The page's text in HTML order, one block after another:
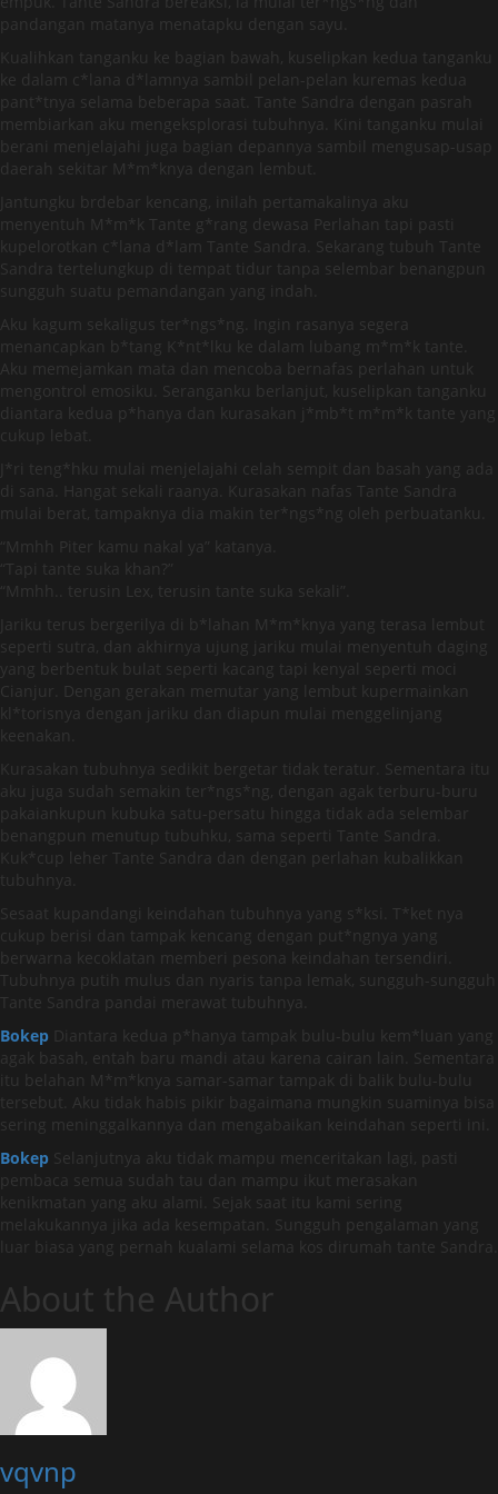
pandangan matanya menatapku dengan sayu.
Kualihkan tanganku ke bagian bawah, kuselipkan kedua tanganku
ke dalam c*lana d*lamnya sambil pelan-pelan kuremas kedua
pant*tnya selama beberapa saat. Tante Sandra dengan pasrah
membiarkan aku mengeksplorasi tubuhnya. Kini tanganku mulai
berani menjelajahi juga bagian depannya sambil mengusap-usap
daerah sekitar M*m*knya dengan lembut.
Jantungku brdebar kencang, inilah pertamakalinya aku
menyentuh M*m*k Tante g*rang dewasa Perlahan tapi pasti
kupelorotkan c*lana d*lam Tante Sandra. Sekarang tubuh Tante
Sandra tertelungkup di tempat tidur tanpa selembar benangpun
sungguh suatu pemandangan yang indah.
Aku kagum sekaligus ter*ngs*ng. Ingin rasanya segera
menancapkan b*tang K*nt*lku ke dalam lubang m*m*k tante.
Aku memejamkan mata dan mencoba bernafas perlahan untuk
mengontrol emosiku. Seranganku berlanjut, kuselipkan tanganku
diantara kedua p*hanya dan kurasakan j*mb*t m*m*k tante yang
cukup lebat.
J*ri teng*hku mulai menjelajahi celah sempit dan basah yang ada
di sana. Hangat sekali raanya. Kurasakan nafas Tante Sandra
mulai berat, tampaknya dia makin ter*ngs*ng oleh perbuatanku.
“Mmhh Piter kamu nakal ya” katanya.
“Tapi tante suka khan?”
“Mmhh.. terusin Lex, terusin tante suka sekali”.
Jariku terus bergerilya di b*lahan M*m*knya yang terasa lembut
seperti sutra, dan akhirnya ujung jariku mulai menyentuh daging
yang berbentuk bulat seperti kacang tapi kenyal seperti moci
Cianjur. Dengan gerakan memutar yang lembut kupermainkan
kl*torisnya dengan jariku dan diapun mulai menggelinjang
keenakan.
Kurasakan tubuhnya sedikit bergetar tidak teratur. Sementara itu
aku juga sudah semakin ter*ngs*ng, dengan agak terburu-buru
pakaiankupun kubuka satu-persatu hingga tidak ada selembar
benangpun menutup tubuhku, sama seperti Tante Sandra.
Kuk*cup leher Tante Sandra dan dengan perlahan kubalikkan
tubuhnya.
Sesaat kupandangi keindahan tubuhnya yang s*ksi. T*ket nya
cukup berisi dan tampak kencang dengan put*ngnya yang
berwarna kecoklatan memberi pesona keindahan tersendiri.
Tubuhnya putih mulus dan nyaris tanpa lemak, sungguh-sungguh
Tante Sandra pandai merawat tubuhnya.
Bokep Diantara kedua p*hanya tampak bulu-bulu kem*luan yang
agak basah, entah baru mandi atau karena cairan lain. Sementara
itu belahan M*m*knya samar-samar tampak di balik bulu-bulu
tersebut. Aku tidak habis pikir bagaimana mungkin suaminya bisa
sering meninggalkannya dan mengabaikan keindahan seperti ini.
Bokep Selanjutnya aku tidak mampu menceritakan lagi, pasti
pembaca semua sudah tau dan mampu ikut merasakan
kenikmatan yang aku alami. Sejak saat itu kami sering
melakukannya jika ada kesempatan. Sungguh pengalaman yang
luar biasa yang pernah kualami selama kos dirumah tante Sandra.
About the Author
vqvnp